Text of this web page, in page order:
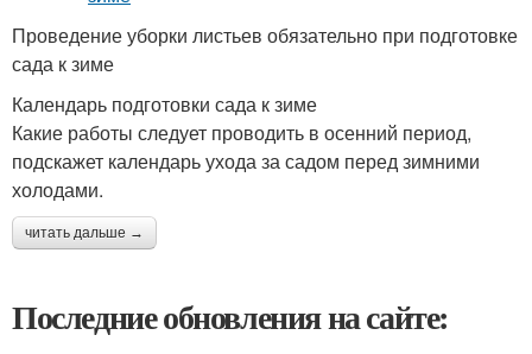
Проведение уборки листьев обязательно при подготовке
сада к зиме
Календарь подготовки сада к зиме
Какие работы следует проводить в осенний период,
подскажет календарь ухода за садом перед зимними
холодами.
читать дальше →
Последние обновления на сайте: